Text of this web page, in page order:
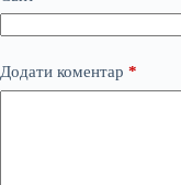
Додати коментар *